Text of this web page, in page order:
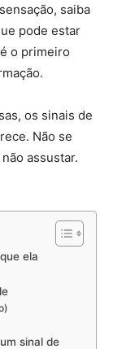
saiba
pode estar
é o primeiro
os sinais de
Não se
assustar.
ela
sinal de